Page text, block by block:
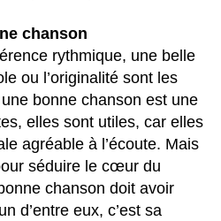
chanson
rythmique, une belle
ou l’originalité sont les
bonne chanson est une
elles sont utiles, car elles
agréable à l’écoute. Mais
séduire le cœur du
chanson doit avoir
d’entre eux, c’est sa